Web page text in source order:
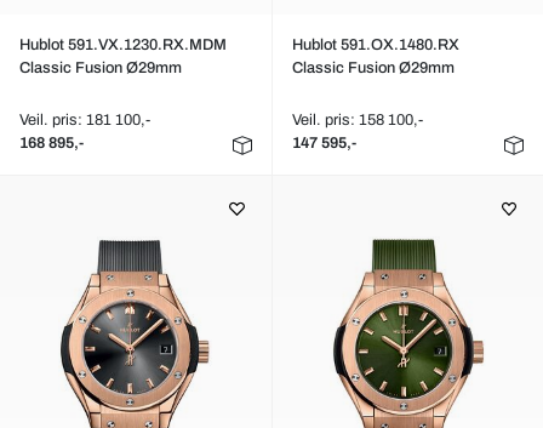
Hublot 591.VX.1230.RX.MDM
Classic Fusion Ø29mm
Veil. pris: 181 100,-
168 895,-
Hublot 591.OX.1480.RX
Classic Fusion Ø29mm
Veil. pris: 158 100,-
147 595,-